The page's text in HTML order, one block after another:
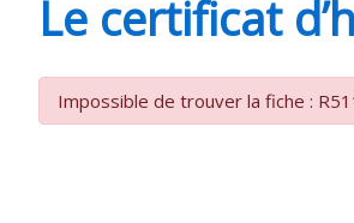
THÉNAC
Le certificat
Impossible de trouver la fiche :